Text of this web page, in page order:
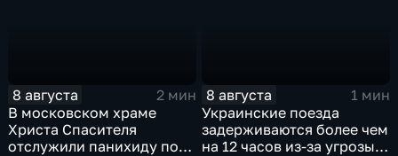
8 августа
2 мин
В московском храме
Христа Спасителя
отслужили панихиду по
8 августа
1 мин
Украинские поезда
задерживаются более чем
на 12 часов из-за угрозы